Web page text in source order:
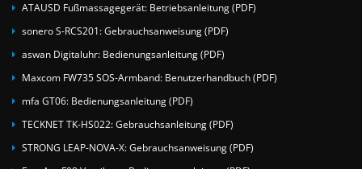
ATAUSD Fußmassagegerät: Betriebsanleitung (PDF)
sonero S-RCS201: Gebrauchsanweisung (PDF)
aswan Digitaluhr: Bedienungsanleitung (PDF)
Maxcom FW735 SOS-Armband: Benutzerhandbuch (PDF)
mfa GT06: Bedienungsanleitung (PDF)
TECKNET TK-HS022: Gebrauchsanleitung (PDF)
STRONG LEAP-NOVA-X: Gebrauchsanweisung (PDF)